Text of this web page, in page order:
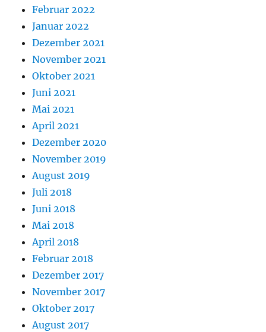
Februar 2022
Januar 2022
Dezember 2021
November 2021
Oktober 2021
Juni 2021
Mai 2021
April 2021
Dezember 2020
November 2019
August 2019
Juli 2018
Juni 2018
Mai 2018
April 2018
Februar 2018
Dezember 2017
November 2017
Oktober 2017
August 2017